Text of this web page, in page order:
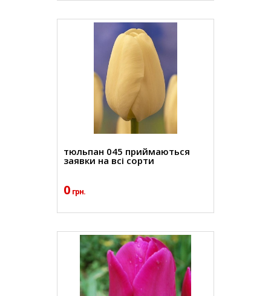
тюльпан 045 приймаються
заявки на всі сорти
0 грн.